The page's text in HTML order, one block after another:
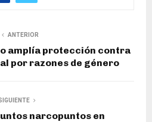
ANTERIOR
amplía protección contra
por razones de género
narcopuntos en